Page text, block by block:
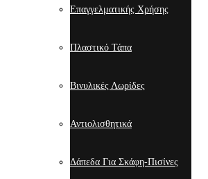
Επαγγελματικής Χρήσης
Πλαστικό Τάπα
Βινυλικές Λωρίδες
Αντιολισθητικά
Δάπεδα Για Σκάφη-Πισίνες